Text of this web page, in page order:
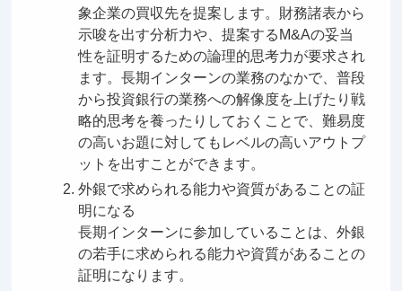
象企業の買収先を提案します。財務諸表から
示唆を出す分析力や、提案するM&Aの妥当
性を証明するための論理的思考力が要求され
ます。長期インターンの業務のなかで、普段
から投資銀行の業務への解像度を上げたり戦
略的思考を養ったりしておくことで、難易度
の高いお題に対してもレベルの高いアウトプ
ットを出すことができます。
外銀で求められる能力や資質があることの証
明になる
長期インターンに参加していることは、外銀
の若手に求められる能力や資質があることの
証明になります。